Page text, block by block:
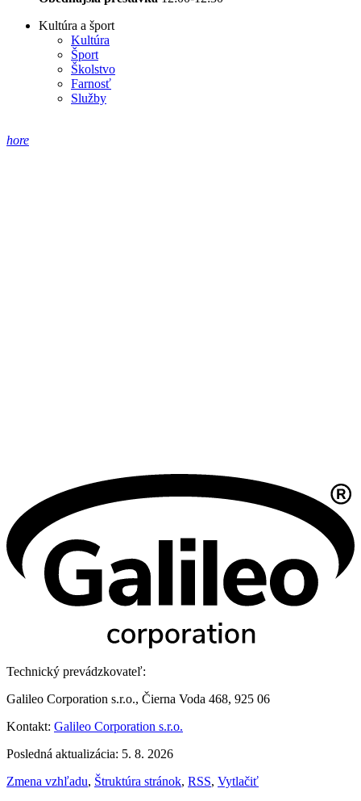
Kultúra a šport
Kultúra
Šport
Školstvo
Farnosť
Služby
hore
Technický prevádzkovateľ:
Galileo Corporation s.r.o., Čierna Voda 468, 925 06
Kontakt: Galileo Corporation s.r.o.
Posledná aktualizácia: 5. 8. 2026
Zmena vzhľadu, Štruktúra stránok, RSS, Vytlačiť